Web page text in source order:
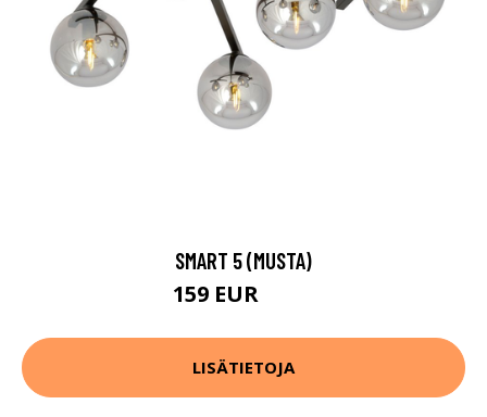
SMART 5 (MUSTA)
159 EUR
LISÄTIETOJA